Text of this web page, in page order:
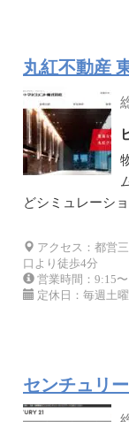
丸紅不動産
どシミュレーシ
アクセス：都営
口より徒歩4分
営業時間：9:15
定休日：毎週土
センチュリ